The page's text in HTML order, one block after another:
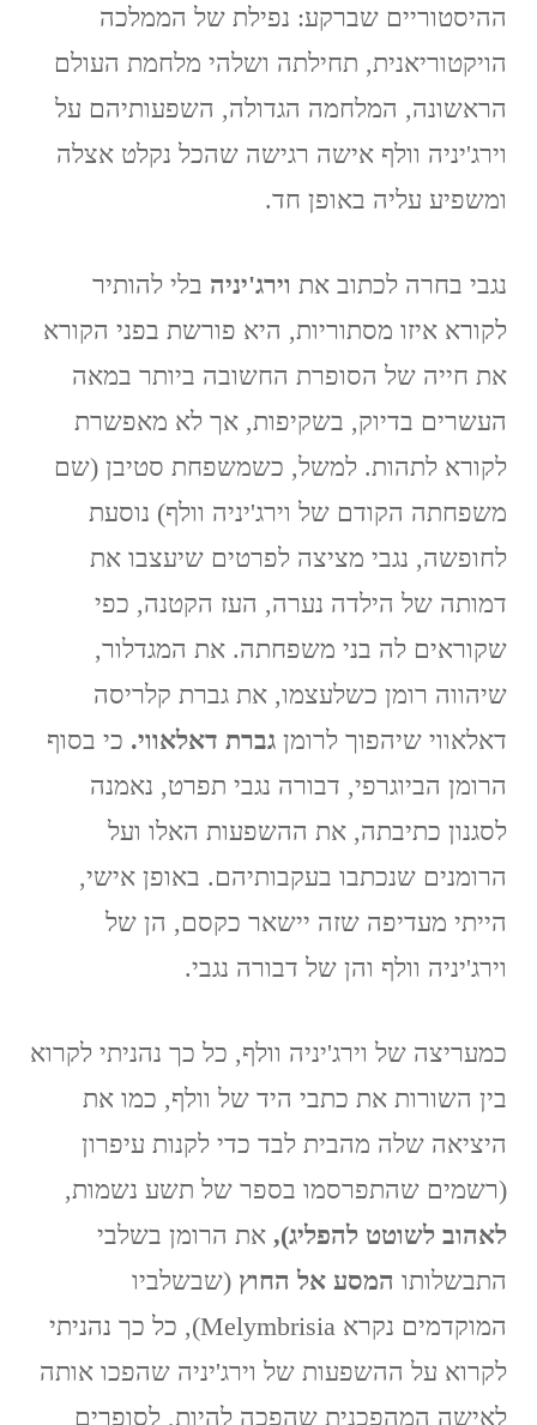
ההיסטוריים שברקע: נפילת של הממלכה
הויקטוריאנית, תחילתה ושלהי מלחמת העולם
הראשונה, המלחמה הגדולה, השפעותיהם על
וירג'יניה וולף אישה רגישה שהכל נקלט אצלה
ומשפיע עליה באופן חד.
נגבי בחרה לכתוב את וירג'יניה בלי להותיר
לקורא איזו מסתוריות, היא פורשת בפני הקורא
את חייה של הסופרת החשובה ביותר במאה
העשרים בדיוק, בשקיפות, אך לא מאפשרת
לקורא לתהות. למשל, כשמשפחת סטיבן (שם
משפחתה הקודם של וירג'יניה וולף) נוסעת
לחופשה, נגבי מציצה לפרטים שיעצבו את
דמותה של הילדה נערה, העז הקטנה, כפי
שקוראים לה בני משפחתה. את המגדלור,
שיהווה רומן כשלעצמו, את גברת קלריסה
דאלאווי שיהפוך לרומן גברת דאלאווי. כי בסוף
הרומן הביוגרפי, דבורה נגבי תפרט, נאמנה
לסגנון כתיבתה, את ההשפעות האלו ועל
הרומנים שנכתבו בעקבותיהם. באופן אישי,
הייתי מעדיפה שזה יישאר כקסם, הן של
וירג'יניה וולף והן של דבורה נגבי.
כמעריצה של וירג'יניה וולף, כל כך נהניתי לקרוא
בין השורות את כתבי היד של וולף, כמו את
היציאה שלה מהבית לבד כדי לקנות עיפרון
(רשמים שהתפרסמו בספר של תשע נשמות,
לאהוב לשוטט להפליג), את הרומן בשלבי
התבשלותו המסע אל החוץ (שבשלביו
המוקדמים נקרא Melymbrisia), כל כך נהניתי
לקרוא על ההשפעות של וירג'יניה שהפכו אותה
לאישה המהפכנית שהפכה להיות, לסופרים